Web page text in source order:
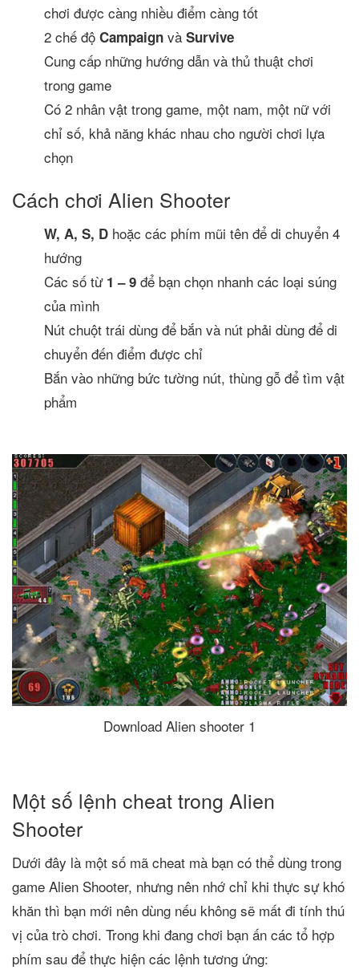
chơi được càng nhiều điểm càng tốt
2 chế độ Campaign và Survive
Cung cấp những hướng dẫn và thủ thuật chơi
trong game
Có 2 nhân vật trong game, một nam, một nữ với
chỉ số, khả năng khác nhau cho người chơi lựa
chọn
Cách chơi Alien Shooter
W, A, S, D hoặc các phím mũi tên để di chuyển 4
hướng
Các số từ 1 – 9 để bạn chọn nhanh các loại súng
của mình
Nút chuột trái dùng để bắn và nút phải dùng để di
chuyển đến điểm được chỉ
Bắn vào những bức tường nút, thùng gỗ để tìm vật
phẩm
Download Alien shooter 1
Một số lệnh cheat trong Alien
Shooter
Dưới đây là một số mã cheat mà bạn có thể dùng trong
game Alien Shooter, nhưng nên nhớ chỉ khi thực sự khó
khăn thì bạn mới nên dùng nếu không sẽ mất đi tính thú
vị của trò chơi. Trong khi đang chơi bạn ấn các tổ hợp
phím sau để thực hiện các lệnh tương ứng: